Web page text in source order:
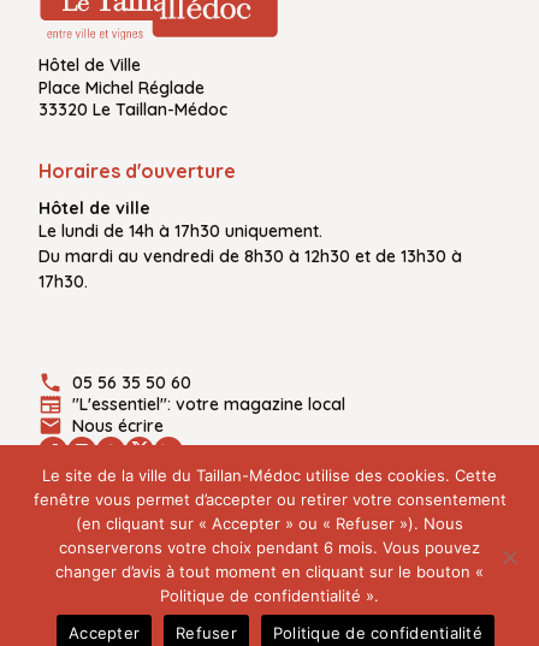
Hôtel de Ville
Place Michel Réglade
33320 Le Taillan-Médoc
Horaires d'ouverture
Hôtel de ville
Le lundi de 14h à 17h30 uniquement.
Du mardi au vendredi de 8h30 à 12h30 et de 13h30 à
17h30.
05 56 35 50 60
"L'essentiel": votre magazine local
Nous écrire
© 2026 Ville du Taillan-Médoc - Tous droits réservés
Plan du site
Mentions légales
Politique de confidentialité
Le site de la ville du Taillan-Médoc utilise des cookies. Cette
fenêtre vous permet d’accepter ou retirer votre consentement
(en cliquant sur « Accepter » ou « Refuser »). Nous
conserverons votre choix pendant 6 mois. Vous pouvez
changer d’avis à tout moment en cliquant sur le bouton «
Politique de confidentialité ».
Accepter
Refuser Politique de confidentialité